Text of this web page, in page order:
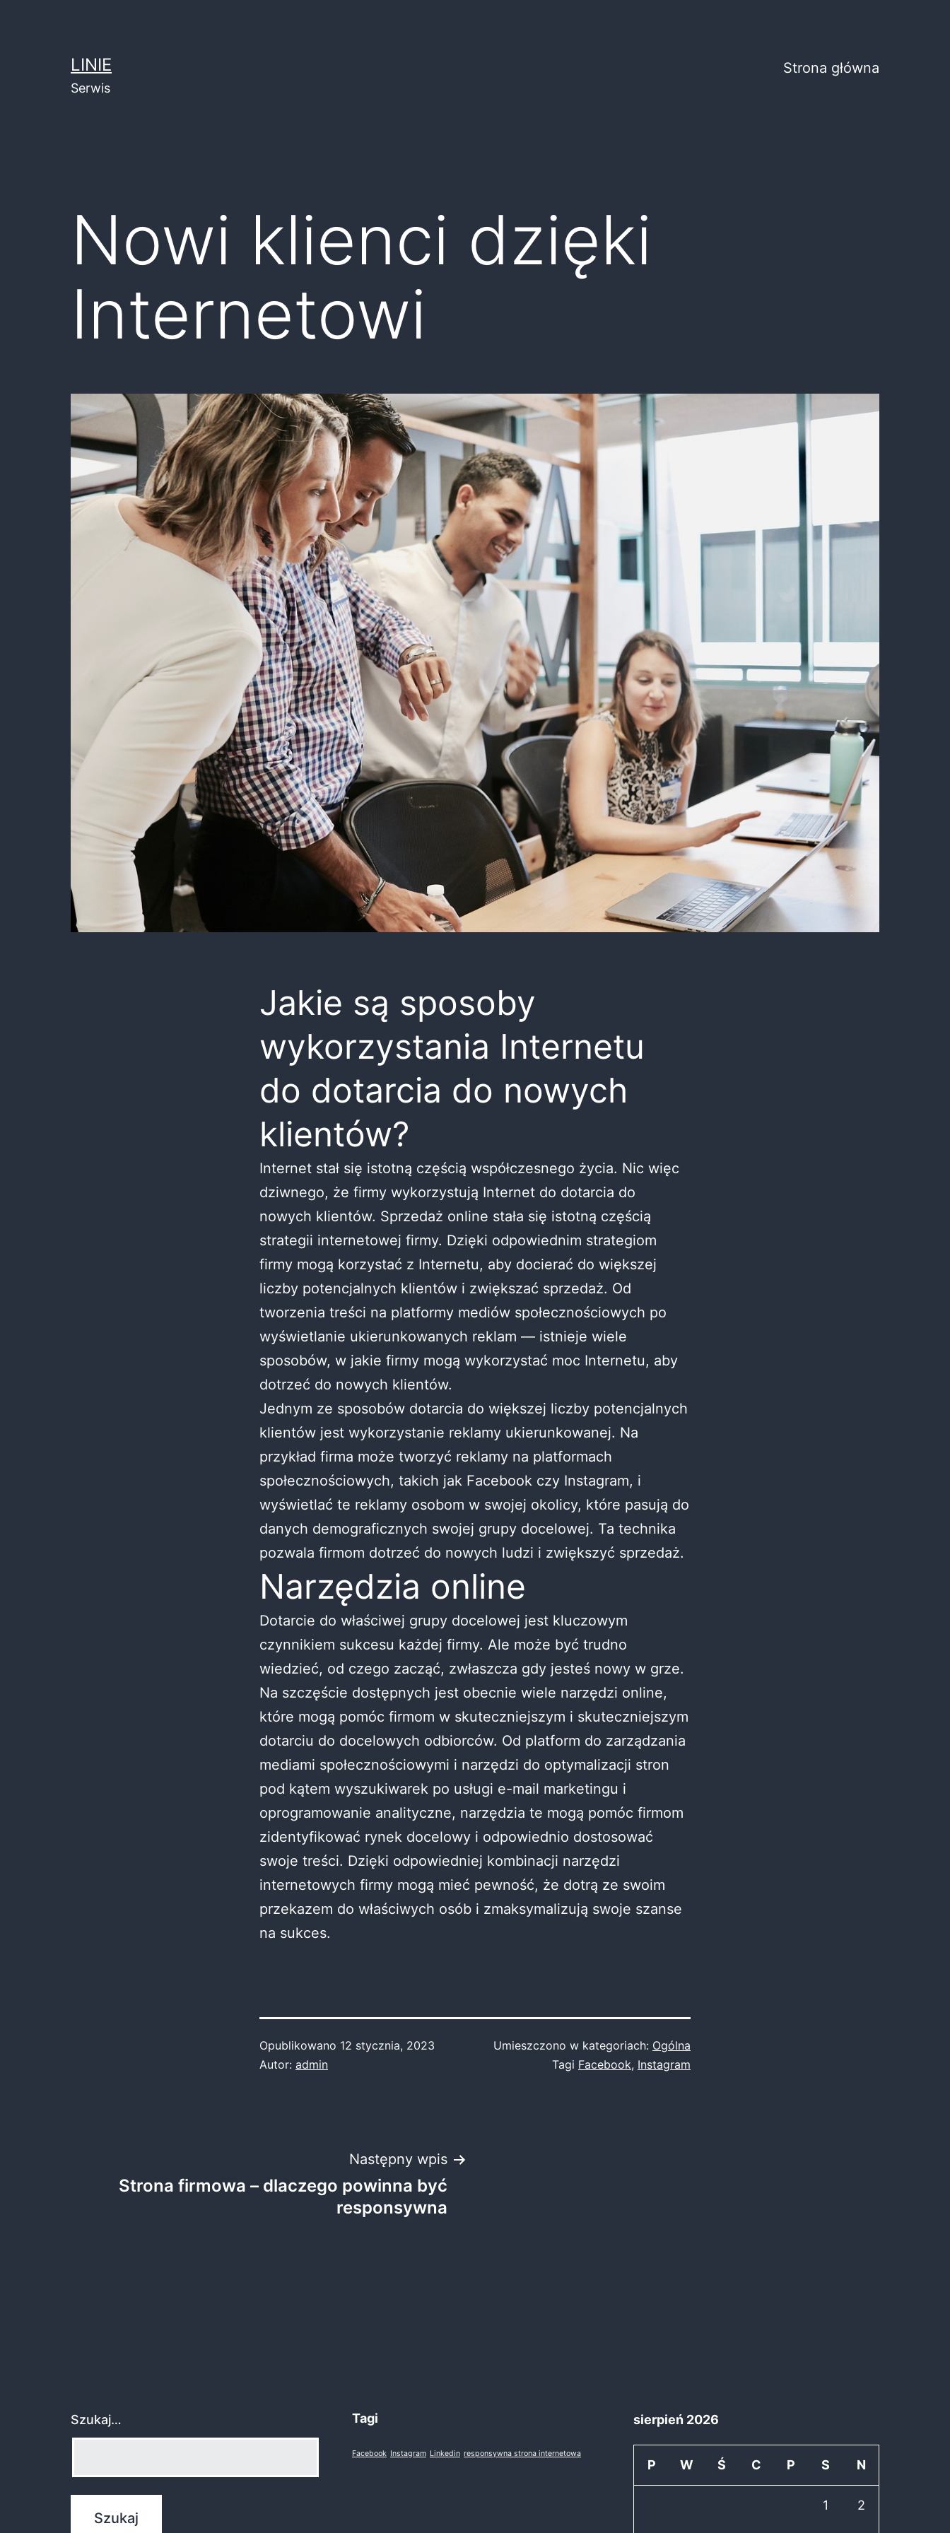
LINIE
Serwis
Strona główna
Nowi klienci dzięki
Internetowi
Jakie są sposoby
wykorzystania Internetu
do dotarcia do nowych
klientów?
Internet stał się istotną częścią współczesnego życia. Nic więc
dziwnego, że firmy wykorzystują Internet do dotarcia do
nowych klientów. Sprzedaż online stała się istotną częścią
strategii internetowej firmy. Dzięki odpowiednim strategiom
firmy mogą korzystać z Internetu, aby docierać do większej
liczby potencjalnych klientów i zwiększać sprzedaż. Od
tworzenia treści na platformy mediów społecznościowych po
wyświetlanie ukierunkowanych reklam — istnieje wiele
sposobów, w jakie firmy mogą wykorzystać moc Internetu, aby
dotrzeć do nowych klientów.
Jednym ze sposobów dotarcia do większej liczby potencjalnych
klientów jest wykorzystanie reklamy ukierunkowanej. Na
przykład firma może tworzyć reklamy na platformach
społecznościowych, takich jak Facebook czy Instagram, i
wyświetlać te reklamy osobom w swojej okolicy, które pasują do
danych demograficznych swojej grupy docelowej. Ta technika
pozwala firmom dotrzeć do nowych ludzi i zwiększyć sprzedaż.
Narzędzia online
Dotarcie do właściwej grupy docelowej jest kluczowym
czynnikiem sukcesu każdej firmy. Ale może być trudno
wiedzieć, od czego zacząć, zwłaszcza gdy jesteś nowy w grze.
Na szczęście dostępnych jest obecnie wiele narzędzi online,
które mogą pomóc firmom w skuteczniejszym i skuteczniejszym
dotarciu do docelowych odbiorców. Od platform do zarządzania
mediami społecznościowymi i narzędzi do optymalizacji stron
pod kątem wyszukiwarek po usługi e-mail marketingu i
oprogramowanie analityczne, narzędzia te mogą pomóc firmom
zidentyfikować rynek docelowy i odpowiednio dostosować
swoje treści. Dzięki odpowiedniej kombinacji narzędzi
internetowych firmy mogą mieć pewność, że dotrą ze swoim
przekazem do właściwych osób i zmaksymalizują swoje szanse
na sukces.
Opublikowano 12 stycznia, 2023
Autor: admin
Umieszczono w kategoriach: Ogólna
Tagi Facebook, Instagram
Nawigacja
Następny wpis
Strona firmowa – dlaczego powinna być
responsywna
Szukaj… Tagi
Facebook Instagram Linkedin responsywna strona internetowa
sierpień 2026
P W Ś C P S N
1 2